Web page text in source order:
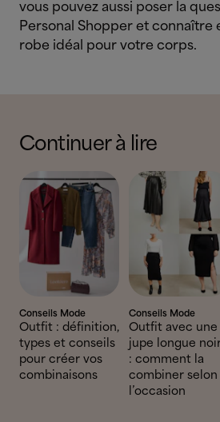
vous pouvez aussi poser la
Personal Shopper et connaître
robe idéal pour votre corps.
Continuer à lire
Conseils Mode
Outfit : définition,
types et conseils
pour créer vos
combinaisons
Conseils Mode
Outfit avec une
jupe longue
: comment la
combiner selon
l’occasion